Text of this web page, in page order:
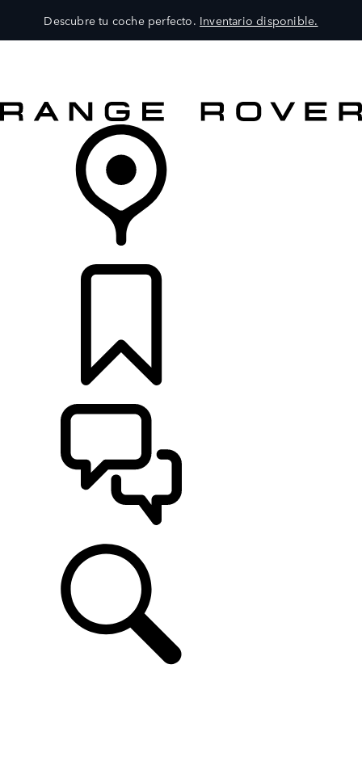
Descubre tu coche perfecto. Inventario disponible.